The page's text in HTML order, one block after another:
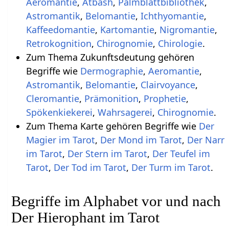
Astromantik, Belomantie, Ichthyomantie,
Kaffeedomantie, Kartomantie, Nigromantie,
Retrokognition, Chirognomie, Chirologie.
Zum Thema Zukunftsdeutung gehören
Begriffe wie Dermographie, Aeromantie,
Astromantik, Belomantie, Clairvoyance,
Cleromantie, Prämonition, Prophetie,
Spökenkiekerei, Wahrsagerei, Chirognomie.
Zum Thema Karte gehören Begriffe wie Der
Magier im Tarot, Der Mond im Tarot, Der Narr
im Tarot, Der Stern im Tarot, Der Teufel im
Tarot, Der Tod im Tarot, Der Turm im Tarot.
Begriffe im Alphabet vor und nach
Der Hierophant im Tarot